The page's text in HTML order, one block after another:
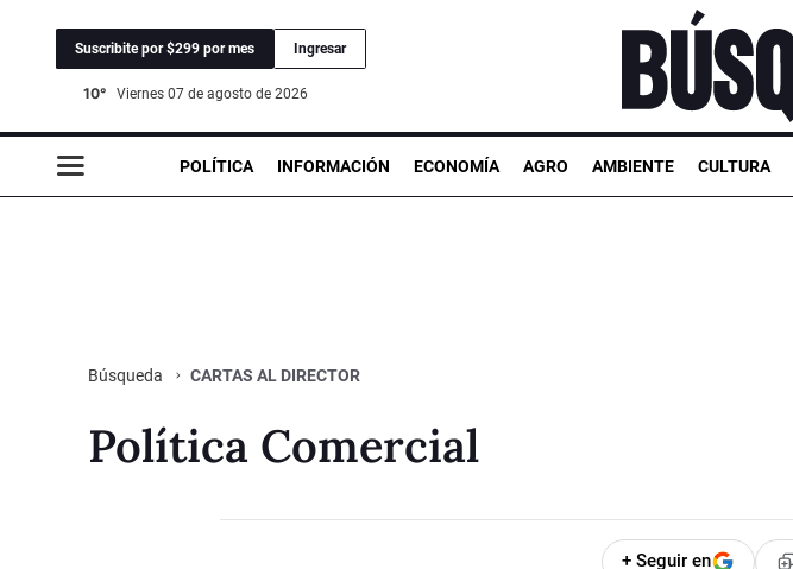
Suscribite por $299 por mes Ingresar
10° viernes 07 de agosto de 2026
POLÍTICA INFORMACIÓN ECONOMÍA AGRO AMBIENTE CULTURA
Búsqueda CARTAS AL DIRECTOR
Política Comercial
+ Seguir en